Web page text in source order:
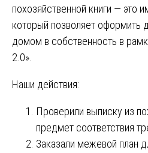
похозяйственной книги — это
который позволяет оформить
домом в собственность в
2.0».
Наши действия:
Проверили выписку из
предмет соответствия
Заказали межевой план